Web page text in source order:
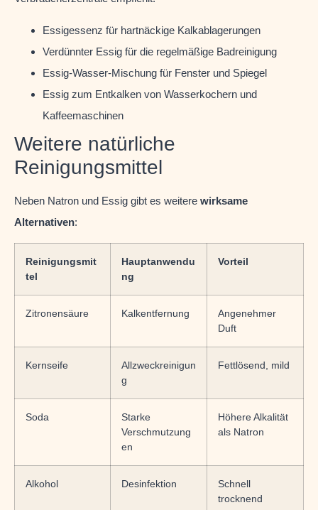
Essigessenz für hartnäckige Kalkablagerungen
Verdünnter Essig für die regelmäßige Badreinigung
Essig-Wasser-Mischung für Fenster und Spiegel
Essig zum Entkalken von Wasserkochern und
Kaffeemaschinen
Weitere natürliche
Reinigungsmittel
Neben Natron und Essig gibt es weitere wirksame
Alternativen:
Reinigungsmit
tel
Hauptanwendu
ng
Vorteil
Zitronensäure Kalkentfernung
Angenehmer
Duft
Kernseife
Allzweckreinigun
g
Fettlösend, mild
Soda
Starke
Verschmutzung
en
Höhere Alkalität
als Natron
Alkohol Desinfektion
Schnell
trocknend